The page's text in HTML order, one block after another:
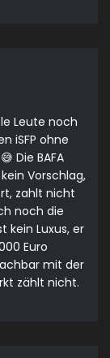
Leute noch
iSFP ohne
Die BAFA
Vorschlag,
zahlt nicht
noch die
kein Luxus, er
Euro
mit der
zählt nicht.